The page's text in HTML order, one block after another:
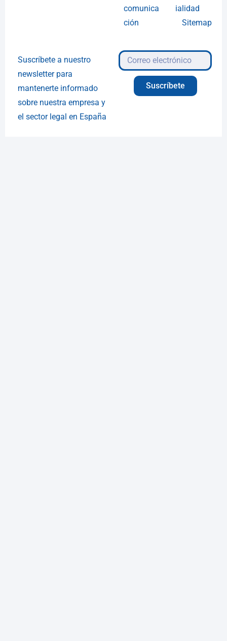
comunica
ción
ialidad
Sitemap
Suscríbete a nuestro
newsletter para
mantenerte informado
sobre nuestra empresa y
el sector legal en España
Suscríbete